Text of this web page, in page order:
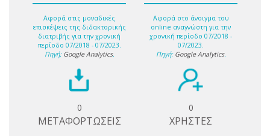
Αφορά στις μοναδικές
επισκέψεις της διδακτορικής
διατριβής για την χρονική
περίοδο 07/2018 - 07/2023.
Πηγή: Google Analytics.
Αφορά στο άνοιγμα του
online αναγνώστη για την
χρονική περίοδο 07/2018 -
07/2023.
Πηγή: Google Analytics.
0
ΜΕΤΑΦΟΡΤΩΣΕΙΣ
0
ΧΡΗΣΤΕΣ